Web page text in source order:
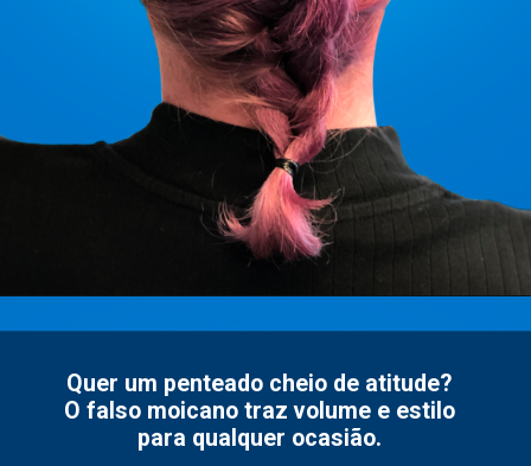
Quer um penteado cheio de atitude?
O falso moicano traz volume e estilo
para qualquer ocasião.